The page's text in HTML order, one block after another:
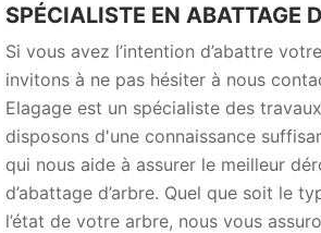
SPÉCIALISTE EN ABATTAGE
Si vous avez l’intention d’abattre
invitons à ne pas hésiter à nous
Elagage est un spécialiste des
disposons d'une connaissance
qui nous aide à assurer le meilleur
d’abattage d’arbre. Quel que soit le
l’état de votre arbre, nous vous